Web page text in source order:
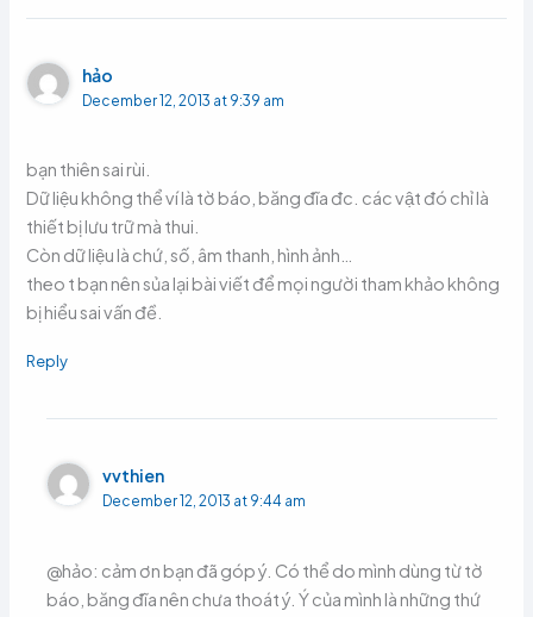
hảo
December 12, 2013 at 9:39 am
bạn thiên sai rùi.
Dữ liệu không thể ví là tờ báo, băng đĩa đc. các vật đó chỉ là
thiết bị lưu trữ mà thui.
Còn dữ liệu là chứ, số, âm thanh, hình ảnh…
theo t bạn nên sủa lại bài viết để mọi người tham khảo không
bị hiểu sai vấn đề.
Reply
vvthien
December 12, 2013 at 9:44 am
@hảo: cảm ơn bạn đã góp ý. Có thể do mình dùng từ tờ
báo, băng đĩa nên chưa thoát ý. Ý của mình là những thứ